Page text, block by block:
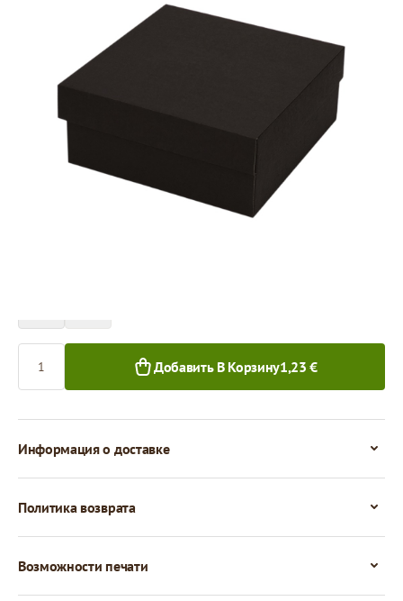
140 x 140 x 70 mm
Материал:черная микрогофра
Толщина:
Tовар можно получить в пункте выдачи.
Цена за 1 штуку
Добавить В Корзину1,23 €
Информация о доставке
Политика возврата
Возможности печати